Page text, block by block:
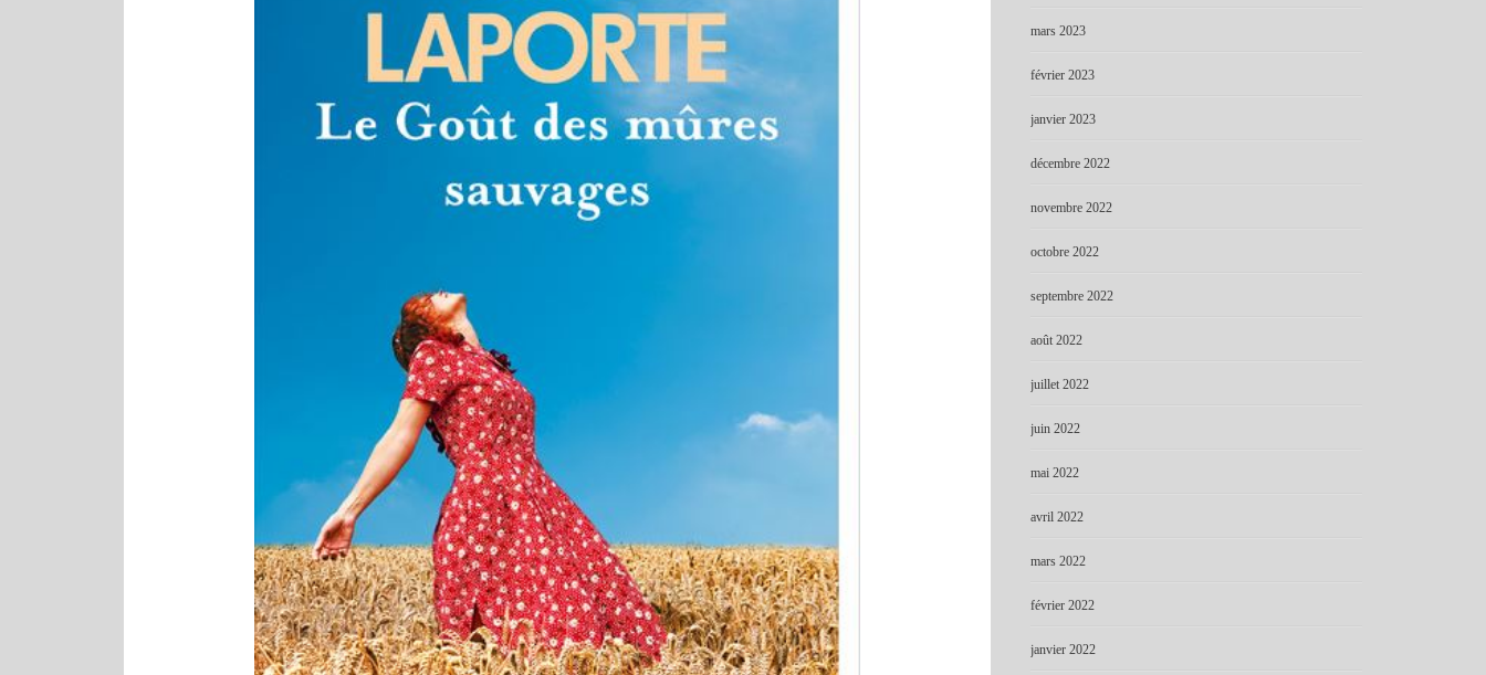
mars 2023
février 2023
janvier 2023
décembre 2022
novembre 2022
octobre 2022
septembre 2022
août 2022
juillet 2022
juin 2022
mai 2022
avril 2022
mars 2022
février 2022
janvier 2022